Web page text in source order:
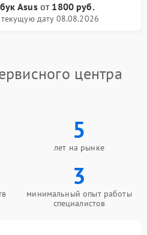
Asusот 1800 руб.
дату 08.08.2026
центра
5
лет на рынке
3
минимальный опыт работы
специалистов